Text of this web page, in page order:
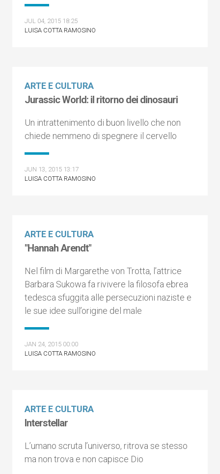
JUL 04, 2015 18:25
LUISA COTTA RAMOSINO
ARTE E CULTURA
Jurassic World: il ritorno dei dinosauri
Un intrattenimento di buon livello che non
chiede nemmeno di spegnere il cervello
JUN 13, 2015 13:17
LUISA COTTA RAMOSINO
ARTE E CULTURA
"Hannah Arendt"
Nel film di Margarethe von Trotta, l’attrice
Barbara Sukowa fa rivivere la filosofa ebrea
tedesca sfuggita alle persecuzioni naziste e
le sue idee sull’origine del male
JAN 24, 2015 00:00
LUISA COTTA RAMOSINO
ARTE E CULTURA
Interstellar
L’umano scruta l’universo, ritrova se stesso
ma non trova e non capisce Dio